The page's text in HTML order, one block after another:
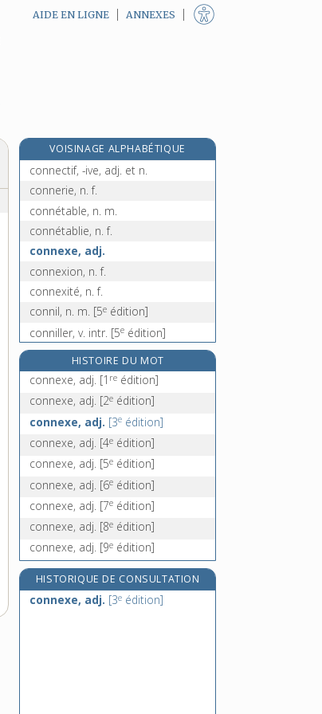
AIDE EN LIGNE ANNEXES
VOISINAGE ALPHABÉTIQUE
connecteur, n. m.
connectif, -ive, adj. et n.
connerie, n. f.
connétable, n. m.
connétablie, n. f.
connexe, adj.
connexion, n. f.
connexité, n. f.
connil, n. m. [5e édition]
conniller, v. intr. [5e édition]
connivence, n. f.
connivent, -ente, adj.
conniver, v. intr.[7 édition]
connotatif, -ive, adj.
connotation, n. f.
HISTOIRE DU MOT
connexe, adj. [1 re édition]
connexe, adj. [2e édition]
connexe, adj. [3e édition]
connexe, adj. [4e édition]
connexe, adj. [5e édition]
connexe, adj. [6e édition]
connexe, adj. [7e édition]
connexe, adj. [8e édition]
connexe, adj. [9e édition]
HISTORIQUE DE CONSULTATION
connexe, adj. [3e édition]